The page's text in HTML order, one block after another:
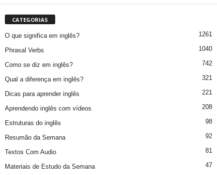
CATEGORIAS
O que significa em inglês? 1261
Phrasal Verbs 1040
Como se diz em inglês? 742
Qual a diferença em inglês? 321
Dicas para aprender inglês 221
Aprendendo inglês com vídeos 208
Estruturas do inglês 98
Resumão da Semana 92
Textos Com Audio 81
Materiais de Estudo da Semana 47